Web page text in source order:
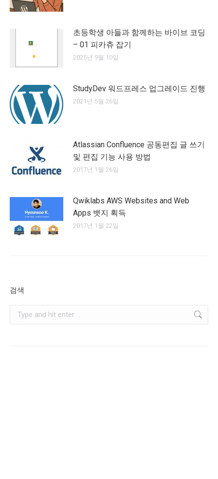
초등학생 아들과 함께하는 바이브 코딩
– 01 피카츄 잡기
2025년 9월 10일
StudyDev 워드프레스 업그레이드 진행
2021년 5월 26일
Atlassian Confluence 공동편집 글 쓰기
및 편집 기능 사용 방법
2017년 1월 26일
Qwiklabs AWS Websites and Web
Apps 뱃지 획득
2017년 1월 22일
검색